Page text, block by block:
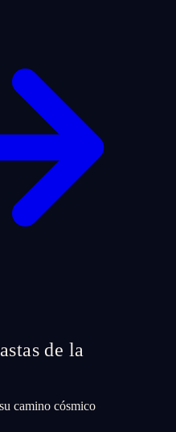
de la
camino cósmico